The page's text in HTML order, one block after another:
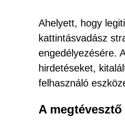
Ahelyett, hogy
kattintásvadász
engedélyezésére.
hirdetéseket,
felhasználó
A